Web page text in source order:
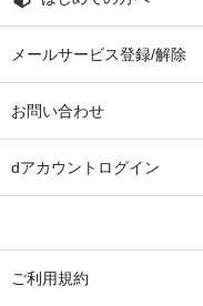
メールサービス登録/解除
お問い合わせ
dアカウントログイン
ご利用規約